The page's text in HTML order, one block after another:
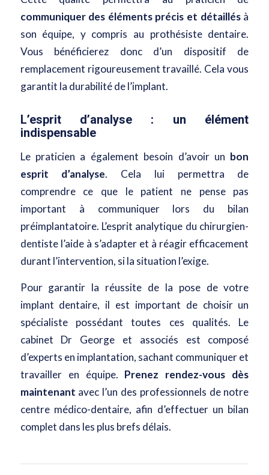
communiquer des éléments précis et détaillésà
son équipe, y compris au prothésiste dentaire.
Vous bénéficierez donc d’un dispositif de
remplacement rigoureusement travaillé. Cela vous
garantit la durabilité de l’implant.
L’esprit d’analyse : un élément
indispensable
Le praticien a également besoin d’avoir un bon
esprit d’analyse. Cela lui permettra de
comprendre ce que le patient ne pense pas
important à communiquer lors du bilan
préimplantatoire. L’esprit analytique du chirurgien-
dentiste l’aide à s’adapter et à réagir efficacement
durant l’intervention, si la situation l’exige.
Pour garantir la réussite de la pose de votre
implant dentaire, il est important de choisir un
spécialiste possédant toutes ces qualités. Le
cabinet Dr George et associés est composé
d’experts en implantation, sachant communiquer et
travailler en équipe. Prenez rendez-vous dès
maintenant avec l’un des professionnels de notre
centre médico-dentaire, afin d’effectuer un bilan
complet dans les plus brefs délais.